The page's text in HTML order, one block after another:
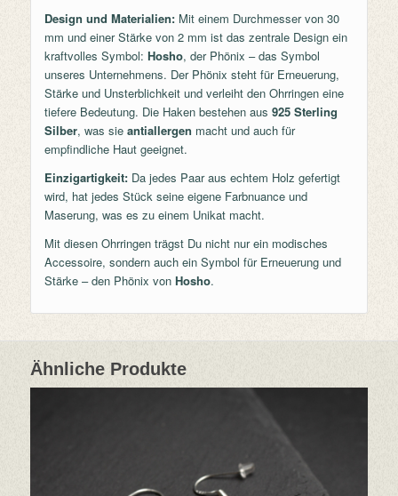
Design und Materialien:Mit einem Durchmesser von 30
mm und einer Stärke von 2 mm ist das zentrale Design ein
kraftvolles Symbol: Hosho, der Phönix – das Symbol
unseres Unternehmens. Der Phönix steht für Erneuerung,
Stärke und Unsterblichkeit und verleiht den Ohrringen eine
tiefere Bedeutung. Die Haken bestehen aus 925 Sterling
Silber, was sie antiallergen macht und auch für
empfindliche Haut geeignet.
Einzigartigkeit:Da jedes Paar aus echtem Holz gefertigt
wird, hat jedes Stück seine eigene Farbnuance und
Maserung, was es zu einem Unikat macht.
Mit diesen Ohrringen trägst Du nicht nur ein modisches
Accessoire, sondern auch ein Symbol für Erneuerung und
Stärke – den Phönix von Hosho.
Ähnliche Produkte